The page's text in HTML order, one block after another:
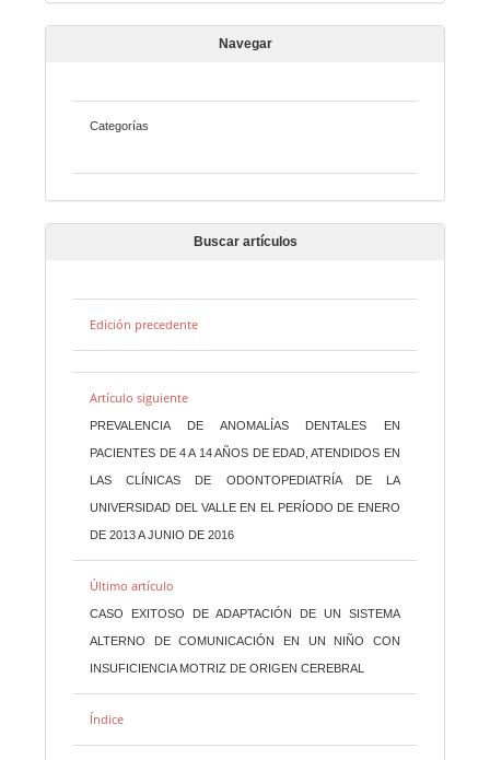
Navegar
Categorías
Buscar artículos
Edición precedente
Artículo siguiente
PREVALENCIA DE ANOMALÍAS DENTALES EN
PACIENTES DE 4 A 14 AÑOS DE EDAD, ATENDIDOS EN
LAS CLÍNICAS DE ODONTOPEDIATRÍA DE LA
UNIVERSIDAD DEL VALLE EN EL PERÍODO DE ENERO
DE 2013 A JUNIO DE 2016
Último artículo
CASO EXITOSO DE ADAPTACIÓN DE UN SISTEMA
ALTERNO DE COMUNICACIÓN EN UN NIÑO CON
INSUFICIENCIA MOTRIZ DE ORIGEN CEREBRAL
Índice